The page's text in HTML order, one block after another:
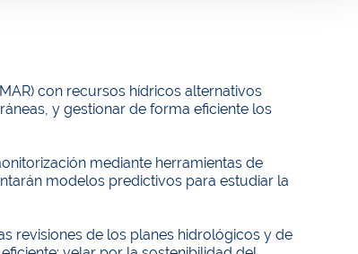
con recursos hídricos alternativos
y gestionar de forma eficiente los
mediante herramientas de
modelos predictivos para estudiar la
revisiones de los planes hidrológicos y de